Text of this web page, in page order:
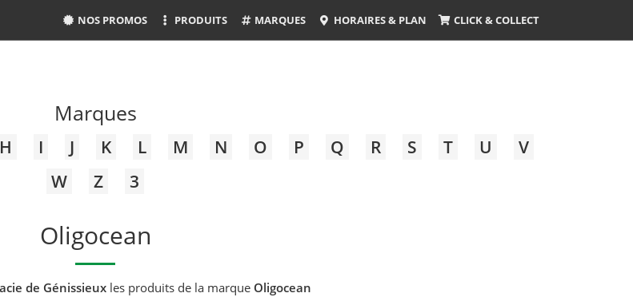
NOS PROMOS PRODUITS MARQUES HORAIRES & PLAN CLICK & COLLECT
Marques
H I J K L M N O P Q R S T U
V
W
Z 3
Oligocean
de Génissieuxles produits de la marque Oligocean